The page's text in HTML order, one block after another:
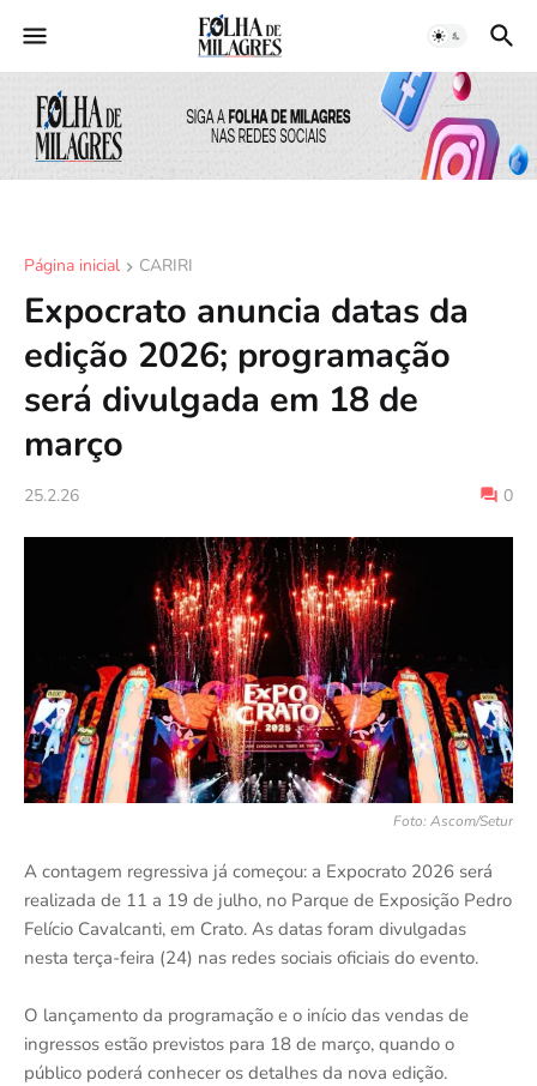
Página inicial CARIRI
Expocrato anuncia datas da
edição 2026; programação
será divulgada em 18 de
março
25.2.26 0
Foto: Ascom/Setur
A contagem regressiva já começou: a Expocrato 2026 será
realizada de 11 a 19 de julho, no Parque de Exposição Pedro
Felício Cavalcanti, em Crato. As datas foram divulgadas
nesta terça-feira (24) nas redes sociais oficiais do evento.
O lançamento da programação e o início das vendas de
ingressos estão previstos para 18 de março, quando o
público poderá conhecer os detalhes da nova edição.